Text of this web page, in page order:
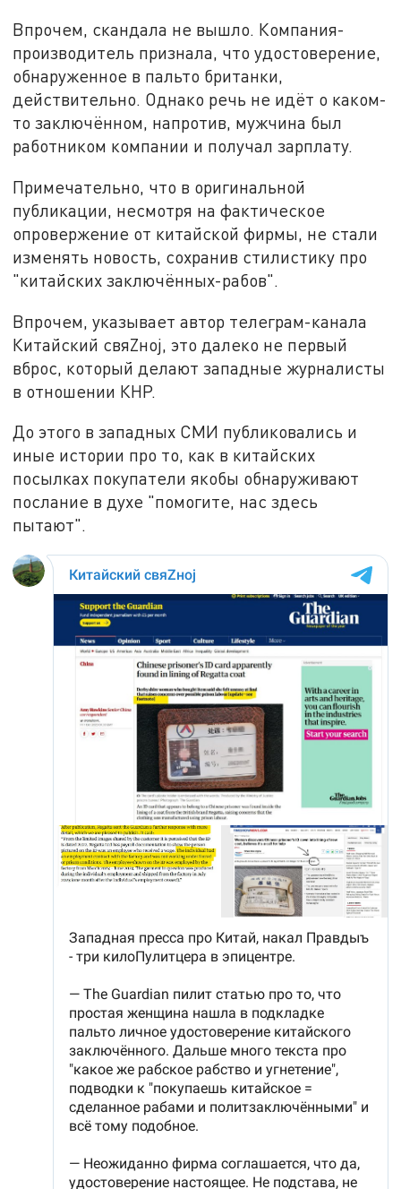
Впрочем, скандала не вышло. Компания-
производитель признала, что удостоверение,
обнаруженное в пальто британки,
действительно. Однако речь не идёт о каком-
то заключённом, напротив, мужчина был
работником компании и получал зарплату.
Примечательно, что в оригинальной
публикации, несмотря на фактическое
опровержение от китайской фирмы, не стали
изменять новость, сохранив стилистику про
"китайских заключённых-рабов".
Впрочем, указывает автор телеграм-канала
Китайский свяZноj, это далеко не первый
вброс, который делают западные журналисты
в отношении КНР.
До этого в западных СМИ публиковались и
иные истории про то, как в китайских
посылках покупатели якобы обнаруживают
послание в духе "помогите, нас здесь
пытают".